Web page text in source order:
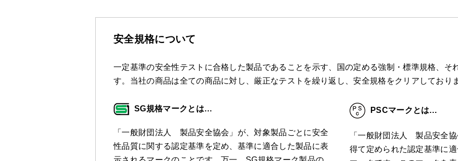
安全規格について
一定基準の安全性テストに合格した製品であることを示す、国の定める強制・標準規格、そ
す。当社の商品は全ての商品に対し、厳正なテストを繰り返し、安全規格をクリアしており
SG規格マークとは…
「一般財団法人 製品安全協会」が、対象製品ごとに安全
性品質に関する認定基準を定め、基準に適合した製品に表
PSCマークとは…
「一般財団法人 製品安全
得て定められた認定基準に